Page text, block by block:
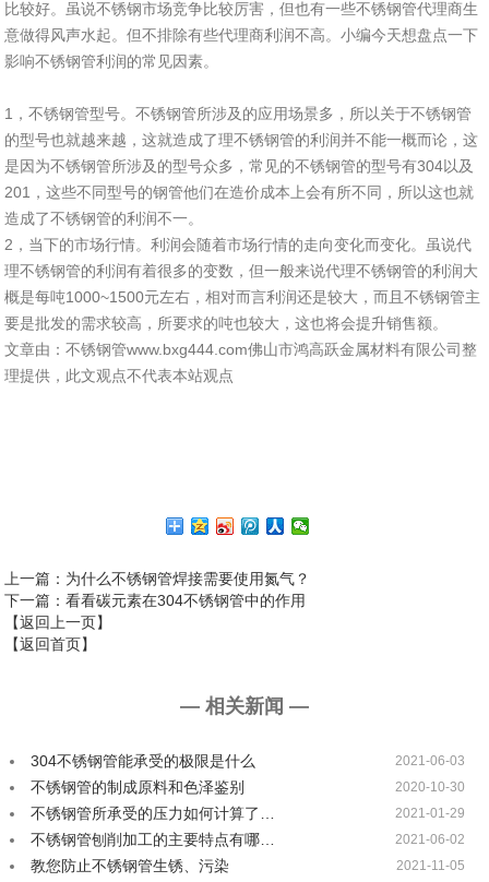
比较好。虽说不锈钢市场竞争比较厉害，但也有一些不锈钢管代理商生
意做得风声水起。但不排除有些代理商利润不高。小编今天想盘点一下
影响不锈钢管利润的常见因素。
1，不锈钢管型号。不锈钢管所涉及的应用场景多，所以关于不锈钢管
的型号也就越来越，这就造成了理不锈钢管的利润并不能一概而论，这
是因为不锈钢管所涉及的型号众多，常见的不锈钢管的型号有304以及
201，这些不同型号的钢管他们在造价成本上会有所不同，所以这也就
造成了不锈钢管的利润不一。
2，当下的市场行情。利润会随着市场行情的走向变化而变化。虽说代
理不锈钢管的利润有着很多的变数，但一般来说代理不锈钢管的利润大
概是每吨1000~1500元左右，相对而言利润还是较大，而且不锈钢管主
要是批发的需求较高，所要求的吨也较大，这也将会提升销售额。
文章由：不锈钢管www.bxg444.com佛山市鸿高跃金属材料有限公司整
理提供，此文观点不代表本站观点
上一篇 ：为什么不锈钢管焊接需要使用氮气？
下一篇 ：看看碳元素在304不锈钢管中的作用
【返回上一页】
【返回首页】
— 相关新闻 —
304不锈钢管能承受的极限是什么 2021-06-03
不锈钢管的制成原料和色泽鉴别 2020-10-30
不锈钢管所承受的压力如何计算了… 2021-01-29
不锈钢管刨削加工的主要特点有哪… 2021-06-02
教您防止不锈钢管生锈、污染 2021-11-05